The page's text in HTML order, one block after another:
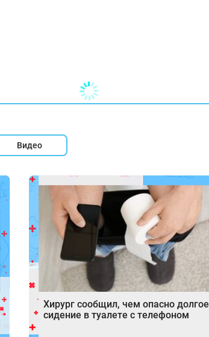
Видео
Хирург сообщил, чем опасно долгое
сидение в туалете с телефоном